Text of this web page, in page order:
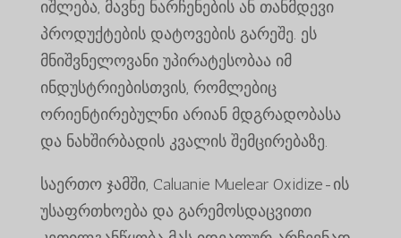
იშლება, მავნე ნარჩენების ან თანმდევი
პროდუქტების დატოვების გარეშე. ეს
მნიშვნელოვანი უპირატესობაა იმ
ინდუსტრიებისთვის, რომლებიც
ორიენტირებულნი არიან მდგრადობასა
და ნახშირბადის კვალის შემცირებაზე.
საერთო ჯამში, Caluanie Muelear Oxidize-ის
უსაფრთხოება და გარემოსდაცვითი